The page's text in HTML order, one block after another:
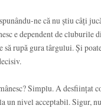
ne că nu știu câți
e dependent de cluburile
rupă gura târgului. Și
Simplu. A desființat
un nivel acceptabil. Sigur,